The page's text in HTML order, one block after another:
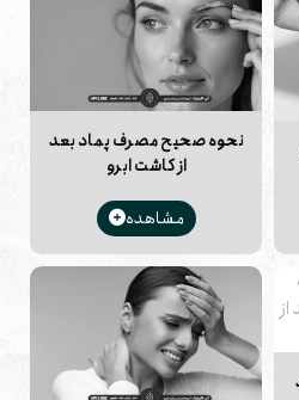
نحوه صحیح مصرف پماد بعد
از کاشت ابرو
مشاهده